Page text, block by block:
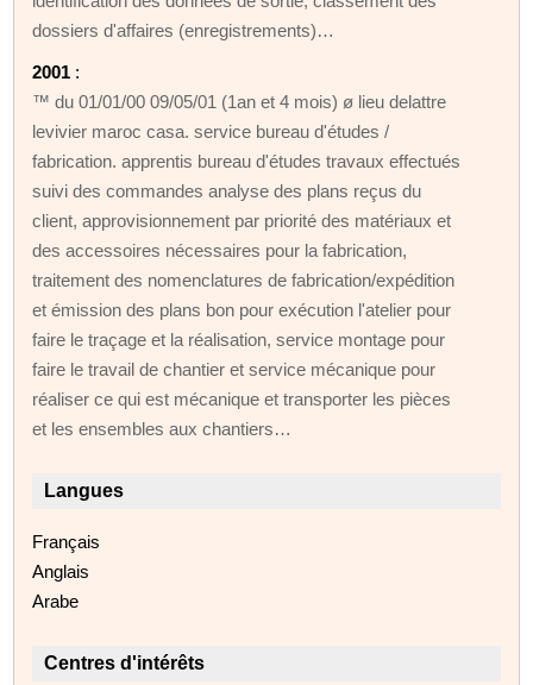
dossiers d'affaires (enregistrements)…
2001 :
™ du 01/01/00 09/05/01 (1an et 4 mois) ø lieu delattre
levivier maroc casa. service bureau d'études /
fabrication. apprentis bureau d'études travaux effectués
suivi des commandes analyse des plans reçus du
client, approvisionnement par priorité des matériaux et
des accessoires nécessaires pour la fabrication,
traitement des nomenclatures de fabrication/expédition
et émission des plans bon pour exécution l'atelier pour
faire le traçage et la réalisation, service montage pour
faire le travail de chantier et service mécanique pour
réaliser ce qui est mécanique et transporter les pièces
et les ensembles aux chantiers…
Langues
Français
Anglais
Arabe
Centres d'intérêts